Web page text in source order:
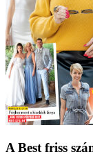
A Best friss